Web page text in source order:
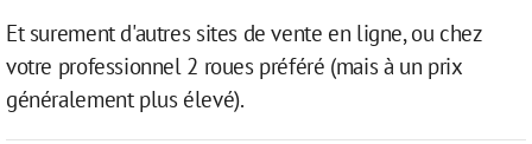
Et surement d'autres sites de vente en ligne, ou chez
votre professionnel 2 roues préféré (mais à un prix
généralement plus élevé).